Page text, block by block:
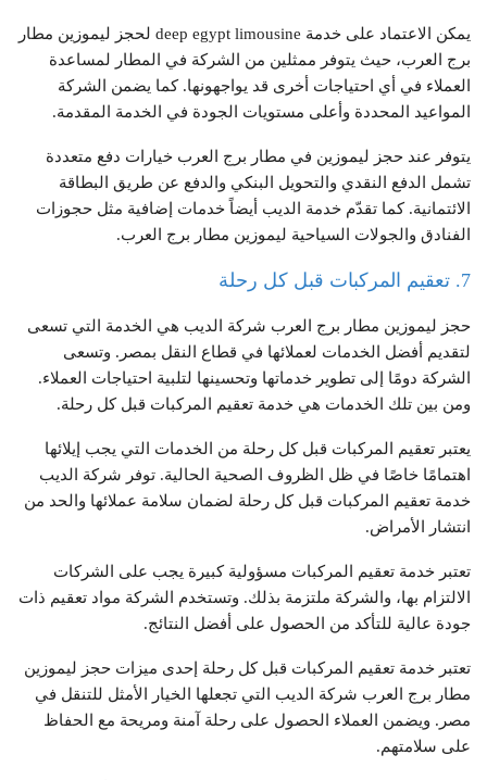
يمكن الاعتماد على خدمة deep egypt limousine لحجز ليموزين مطار
برج العرب، حيث يتوفر ممثلين من الشركة في المطار لمساعدة
العملاء في أي احتياجات أخرى قد يواجهونها. كما يضمن الشركة
المواعيد المحددة وأعلى مستويات الجودة في الخدمة المقدمة.
يتوفر عند حجز ليموزين في مطار برج العرب خيارات دفع متعددة
تشمل الدفع النقدي والتحويل البنكي والدفع عن طريق البطاقة
الائتمانية. كما تقدّم خدمة الديب أيضاً خدمات إضافية مثل حجوزات
الفنادق والجولات السياحية ليموزين مطار برج العرب.
7. تعقيم المركبات قبل كل رحلة
حجز ليموزين مطار برج العرب شركة الديب هي الخدمة التي تسعى
لتقديم أفضل الخدمات لعملائها في قطاع النقل بمصر. وتسعى
الشركة دومًا إلى تطوير خدماتها وتحسينها لتلبية احتياجات العملاء.
ومن بين تلك الخدمات هي خدمة تعقيم المركبات قبل كل رحلة.
يعتبر تعقيم المركبات قبل كل رحلة من الخدمات التي يجب إيلائها
اهتمامًا خاصًا في ظل الظروف الصحية الحالية. توفر شركة الديب
خدمة تعقيم المركبات قبل كل رحلة لضمان سلامة عملائها والحد من
انتشار الأمراض.
تعتبر خدمة تعقيم المركبات مسؤولية كبيرة يجب على الشركات
الالتزام بها، والشركة ملتزمة بذلك. وتستخدم الشركة مواد تعقيم ذات
جودة عالية للتأكد من الحصول على أفضل النتائج.
تعتبر خدمة تعقيم المركبات قبل كل رحلة إحدى ميزات حجز ليموزين
مطار برج العرب شركة الديب التي تجعلها الخيار الأمثل للتنقل في
مصر. ويضمن العملاء الحصول على رحلة آمنة ومريحة مع الحفاظ
على سلامتهم.